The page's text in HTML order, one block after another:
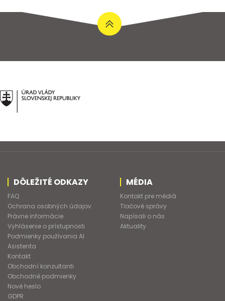
DÔLEŽITÉ ODKAZY
FAQ
Ochrana osobných údajov
Právne informácie
Vyhlásenie o prístupnosti
Podmienky používania AI
Asistenta
Kontakt
Obchodní konzultanti
Obchodné podmienky
Nové heslo
GDPR
MÉDIA
Kontakt pre médiá
Tlačové správy
Napísali o nás
Aktuality